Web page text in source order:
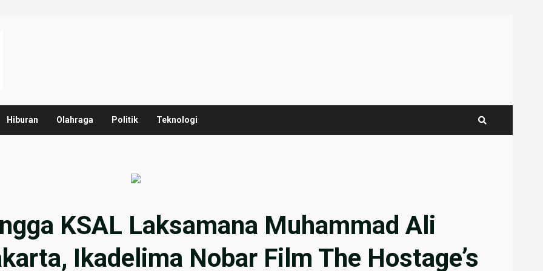
Hiburan Olahraga Politik Teknologi
KSAL Laksamana Muhammad Ali
Ikadelima Nobar Film The Hostage’s